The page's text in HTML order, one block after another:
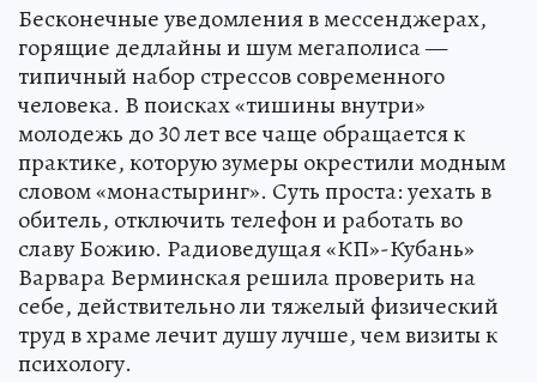
Бесконечные уведомления в мессенджерах,
горящие дедлайны и шум мегаполиса —
типичный набор стрессов современного
человека. В поисках «тишины внутри»
молодежь до 30 лет все чаще обращается к
практике, которую зумеры окрестили модным
словом «монастыринг». Суть проста: уехать в
обитель, отключить телефон и работать во
славу Божию. Радиоведущая «КП»-Кубань»
Варвара Верминская решила проверить на
себе, действительно ли тяжелый физический
труд в храме лечит душу лучше, чем визиты к
психологу.